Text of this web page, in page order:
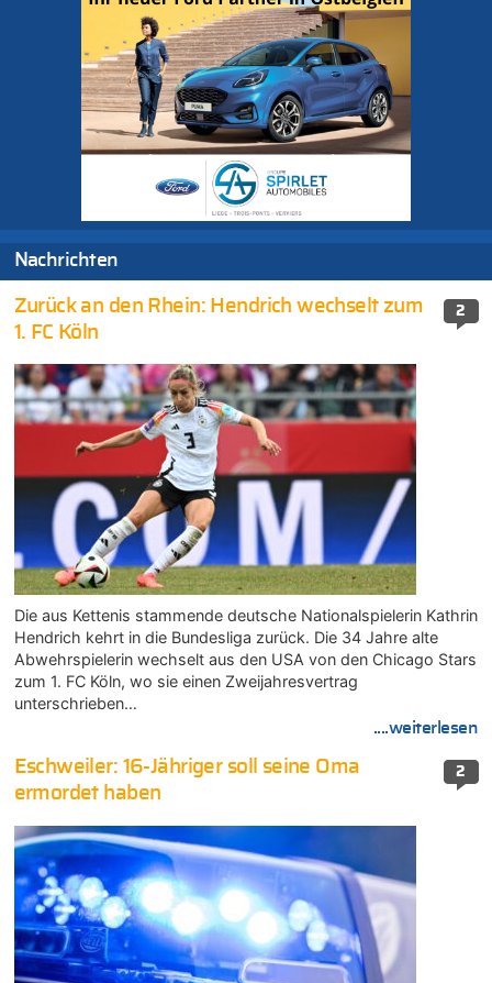
Nachrichten
2
Zurück an den Rhein: Hendrich wechselt zum
1. FC Köln
Die aus Kettenis stammende deutsche Nationalspielerin Kathrin
Hendrich kehrt in die Bundesliga zurück. Die 34 Jahre alte
Abwehrspielerin wechselt aus den USA von den Chicago Stars
zum 1. FC Köln, wo sie einen Zweijahresvertrag
unterschrieben…
....weiterlesen
2
Eschweiler: 16-Jähriger soll seine Oma
ermordet haben